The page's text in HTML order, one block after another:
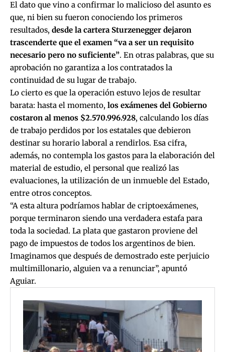
El dato que vino a confirmar lo malicioso del asunto es
que, ni bien su fueron conociendo los primeros
resultados, desde la cartera Sturzenegger dejaron
trascenderte que el examen “va a ser un requisito
necesario pero no suficiente”. En otras palabras, que su
aprobación no garantiza a los contratados la
continuidad de su lugar de trabajo.
Lo cierto es que la operación estuvo lejos de resultar
barata: hasta el momento, los exámenes del Gobierno
costaron al menos $2.570.996.928, calculando los días
de trabajo perdidos por los estatales que debieron
destinar su horario laboral a rendirlos. Esa cifra,
además, no contempla los gastos para la elaboración del
material de estudio, el personal que realizó las
evaluaciones, la utilización de un inmueble del Estado,
entre otros conceptos.
“A esta altura podríamos hablar de criptoexámenes,
porque terminaron siendo una verdadera estafa para
toda la sociedad. La plata que gastaron proviene del
pago de impuestos de todos los argentinos de bien.
Imaginamos que después de demostrado este perjuicio
multimillonario, alguien va a renunciar”, apuntó
Aguiar.